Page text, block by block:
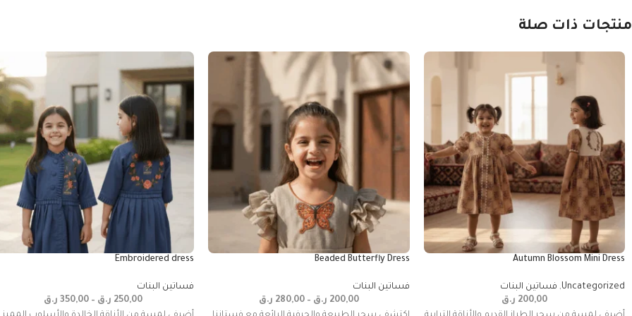
منتجات ذات صلة
Autumn Blossom Mini Dress
Uncategorized
, فساتين البنات
200,00 ر.ق
Beaded Butterfly Dress
فساتين البنات
200,00 ر.ق –
280,00 ر.ق
Embroidered dress
فساتين البنات
250,00 ر.ق –
350,00 ر.ق